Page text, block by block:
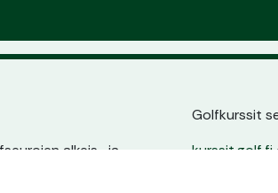
alkeis- ja
Golfkurssit
kurssit.golf.fi